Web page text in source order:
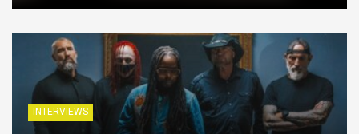
INTERVIEWS